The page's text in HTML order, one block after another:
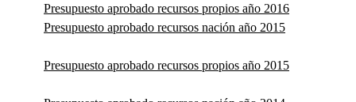
Presupuesto aprobado recursos propios año 2016
Presupuesto aprobado recursos nación año 2015
Presupuesto aprobado recursos propios año 2015